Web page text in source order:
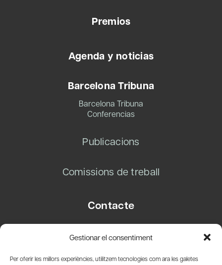
Gestionar el consentiment
Per oferir les millors experiències, utilitzem tecnologies com ara les galetes
Premios
Agenda y noticias
Barcelona Tribuna
Barcelona Tribuna
Conferencias
Publicacions
Comissions de treball
Contacte
08003 Barcelona
info@amicsdelpais.com